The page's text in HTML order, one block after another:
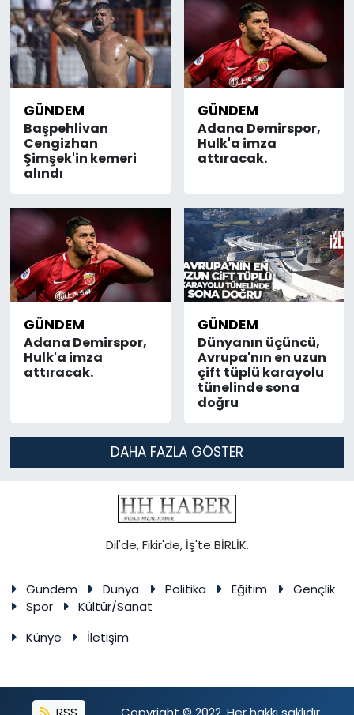
GÜNDEM
Başpehlivan
Cengizhan
Şimşek'in kemeri
alındı
GÜNDEM
Adana Demirspor,
Hulk'a imza
attıracak.
GÜNDEM
Adana Demirspor,
Hulk'a imza
attıracak.
GÜNDEM
Dünyanın üçüncü,
Avrupa'nın en uzun
çift tüplü karayolu
tünelinde sona
doğru
DAHA FAZLA GÖSTER
Dil'de, Fikir'de, İş'te BİRLİK.
Gündem Dünya Politika Eğitim
Gençlik
Spor
Kültür/Sanat
Künye
İletişim